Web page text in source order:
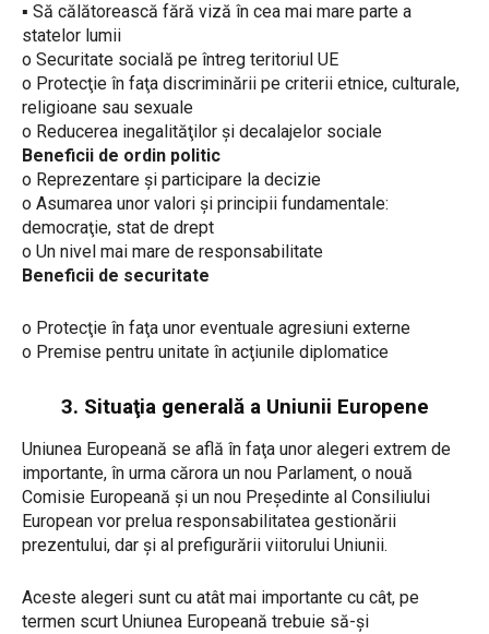
▪ Să călătorească fără viză în cea mai mare parte a
statelor lumii
o Securitate socială pe întreg teritoriul UE
o Protecţie în faţa discriminării pe criterii etnice, culturale,
religioane sau sexuale
o Reducerea inegalităţilor şi decalajelor sociale
Beneficii de ordin politic
o Reprezentare şi participare la decizie
o Asumarea unor valori şi principii fundamentale:
democraţie, stat de drept
o Un nivel mai mare de responsabilitate
Beneficii de securitate
o Protecţie în faţa unor eventuale agresiuni externe
o Premise pentru unitate în acţiunile diplomatice
3. Situaţia generală a Uniunii Europene
Uniunea Europeană se află în faţa unor alegeri extrem de
importante, în urma cărora un nou Parlament, o nouă
Comisie Europeană şi un nou Preşedinte al Consiliului
European vor prelua responsabilitatea gestionării
prezentului, dar şi al prefigurării viitorului Uniunii.
Aceste alegeri sunt cu atât mai importante cu cât, pe
termen scurt Uniunea Europeană trebuie să-şi